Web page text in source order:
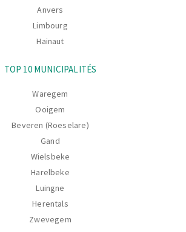
Anvers
Limbourg
Hainaut
TOP 10 MUNICIPALITÉS
Waregem
Ooigem
Beveren (Roeselare)
Gand
Wielsbeke
Harelbeke
Luingne
Herentals
Zwevegem